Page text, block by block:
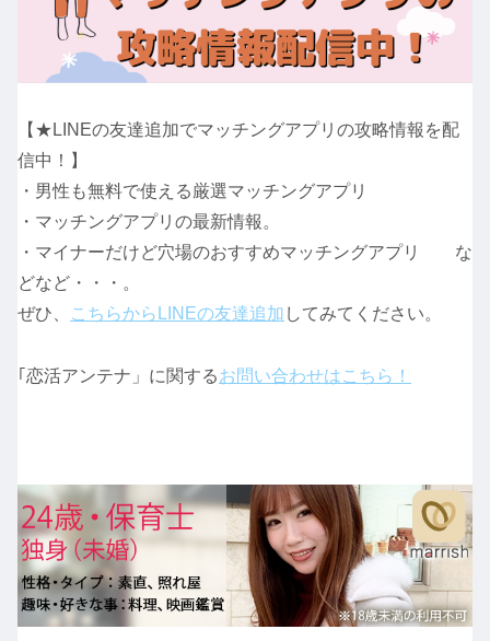
【★LINEの友達追加でマッチングアプリの攻略情報を配
信中！】
・男性も無料で使える厳選マッチングアプリ
・マッチングアプリの最新情報。
・マイナーだけど穴場のおすすめマッチングアプリ な
どなど・・・。
ぜひ、
こちらからLINEの友達追加 してみてください。
｢恋活アンテナ」に関するお問い合わせはこちら！